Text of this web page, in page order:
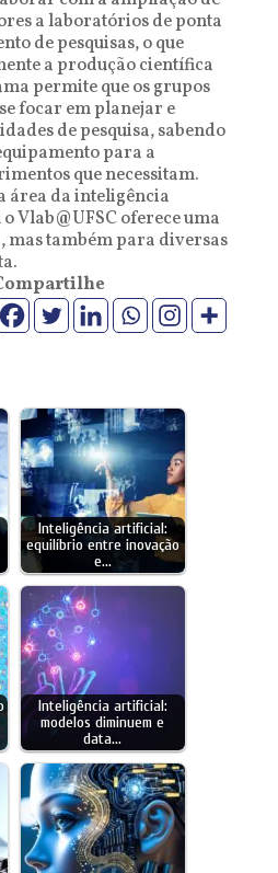
a laboratórios de ponta
de pesquisas, o que
a produção científica
permite que os grupos
focar em planejar e
de pesquisa, sabendo
para a
que necessitam.
área da inteligência
Vlab@UFSC oferece uma
também para diversas
Inteligência artificial:
equilíbrio entre inovação
e…
Inteligência artificial:
modelos diminuem e
data…